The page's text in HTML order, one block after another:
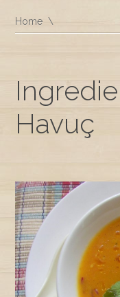
Home
Havuç